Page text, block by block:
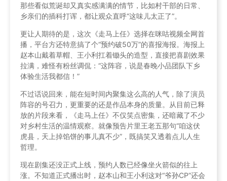
那些看似荒诞却又真实感满满的情节，比如村干部的日常、
乡亲们的插科打诨，都让观众直呼“这味儿太正了”。
更让人期待的是，这次《走马上任》选择在咪咕视频全网首
播，平台方还特意搞了个“预约破50万”的喜报海报。海报上
赵本山戴着草帽、王小利扛着锄头的造型，直接把喜剧效果
拉满，难怪有粉丝调侃：“这阵容，说是春晚小品团队下乡
体验生活我都信！”
不过话说回来，能在短时间内聚集这么高的人气，除了演员
阵容的号召力，更重要的还是作品本身的质量。从目前已释
放的片段来看，《走马上任》不仅笑点密集，还暗藏了不少
对乡村生活的温情观察。就像预告片里王老五那句“咱这伏
虎县，天上掉馅饼的事儿真不少”，既搞笑又透着点儿人生
哲理。
现在剧集还没正式上线，预约人数已经像坐火箭似的往上
涨。不知道正式播出时，赵本山和王小利这对“爷孙CP”还会